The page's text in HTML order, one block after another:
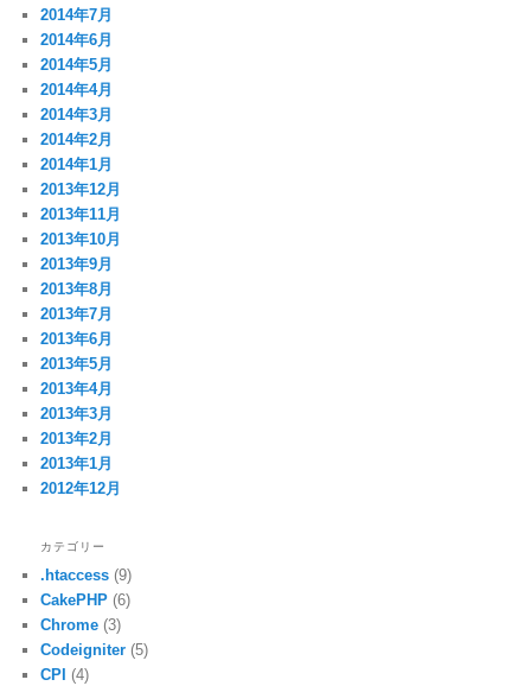
2014年7月
2014年6月
2014年5月
2014年4月
2014年3月
2014年2月
2014年1月
2013年12月
2013年11月
2013年10月
2013年9月
2013年8月
2013年7月
2013年6月
2013年5月
2013年4月
2013年3月
2013年2月
2013年1月
2012年12月
カテゴリー
.htaccess (9)
CakePHP (6)
Chrome (3)
Codeigniter (5)
CPI (4)